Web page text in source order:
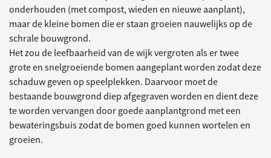
onderhouden (met compost, wieden en nieuwe aanplant),
maar de kleine bomen die er staan groeien nauwelijks op de
schrale bouwgrond.
Het zou de leefbaarheid van de wijk vergroten als er twee
grote en snelgroeiende bomen aangeplant worden zodat deze
schaduw geven op speelplekken. Daarvoor moet de
bestaande bouwgrond diep afgegraven worden en dient deze
te worden vervangen door goede aanplantgrond met een
bewateringsbuis zodat de bomen goed kunnen wortelen en
groeien.